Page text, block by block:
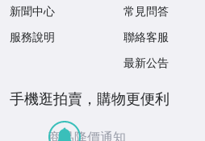
新聞中心
服務說明
常見問答
聯絡客服
最新公告
手機逛拍賣，購物更便利
商品降價通知